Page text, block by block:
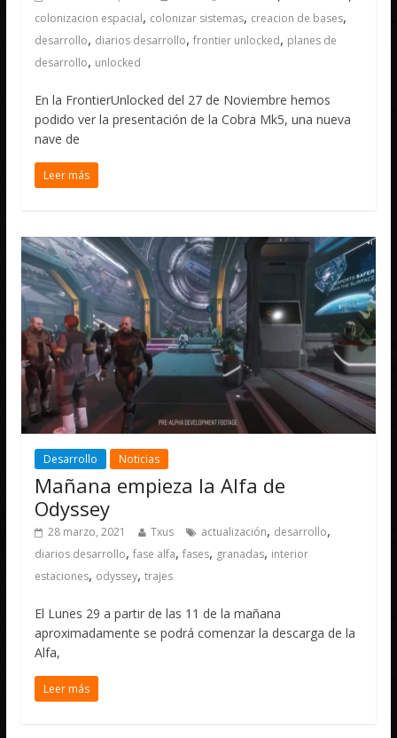
colonizacion espacial, colonizar sistemas, creacion de bases,
desarrollo, diarios desarrollo,frontier unlocked, planes de
desarrollo, unlocked
En la FrontierUnlocked del 27 de Noviembre hemos
podido ver la presentación de la Cobra Mk5, una nueva
nave de
Leer más
Desarrollo Noticias
Mañana empieza la Alfa de
Odyssey
28 marzo, 2021 Txus actualización, desarrollo,
diarios desarrollo,fase alfa,fases, granadas, interior
estaciones, odyssey,trajes
El Lunes 29 a partir de las 11 de la mañana
aproximadamente se podrá comenzar la descarga de la
Alfa,
Leer más